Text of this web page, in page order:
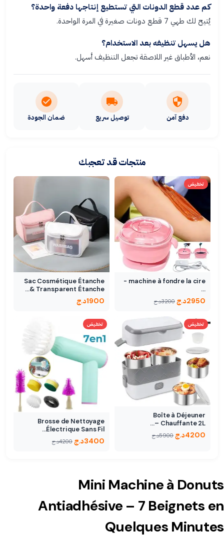
كم عدد قطع الدونات التي تستطيع إنتاجها دفعة واحدة؟
يُتيح لك طهي 7 قطع دونات صغيرة في المرة الواحدة.
هل يسهل تنظيفه بعد الاستخدام؟
نعم، الأطباق غير اللاصقة تجعل التنظيف أسهل.
دفع آمن توصيل سريع ضمان الجودة
منتجات قد تعجبك
تخفيض
machine à fondre la cire -
…
2950د.ج 3200د.ج
Sac Cosmétique Étanche
Transparent Étanche &…
1900د.ج
تخفيض
Boîte à Déjeuner
Chauffante 2L –…
4200د.ج 5900د.ج
تخفيض
Brosse de Nettoyage
Électrique Sans Fil…
3400د.ج 4200د.ج
Mini Machine à Donuts
Antiadhésive – 7 Beignets en
Quelques Minutes